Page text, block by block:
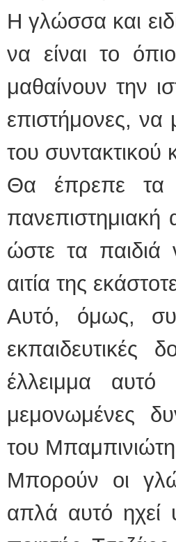
Η γλώσσα και
να είναι το
μαθαίνουν την
επιστήμονες, να
του συντακτικού
Θα έπρεπε τα
ώστε τα παιδιά
αιτία της
Αυτό, όμως,
έλλειμμα
μεμονωμένες
του
Μπορούν οι
απλά αυτό ηχεί